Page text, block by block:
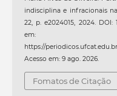
indisciplina e infracionais
22, p. e2024015, 2024. DOI:
em:
https://
Acesso em: 9 ago. 2026.
Fomatos de Citação